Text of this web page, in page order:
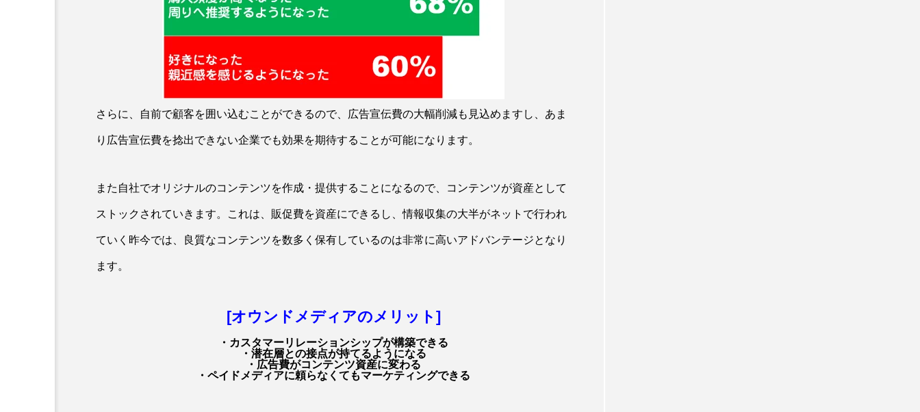
さらに、自前で顧客を囲い込むことができるので、広告宣伝費の大幅削減も見込めますし、あま
り広告宣伝費を捻出できない企業でも効果を期待することが可能になります。
また自社でオリジナルのコンテンツを作成・提供することになるので、コンテンツが資産として
ストックされていきます。これは、販促費を資産にできるし、情報収集の大半がネットで行われ
ていく昨今では、良質なコンテンツを数多く保有しているのは非常に高いアドバンテージとなり
ます。
[オウンドメディアのメリット]
・カスタマーリレーションシップが構築できる
・潜在層との接点が持てるようになる
・広告費がコンテンツ資産に変わる
・ペイドメディアに頼らなくてもマーケティングできる